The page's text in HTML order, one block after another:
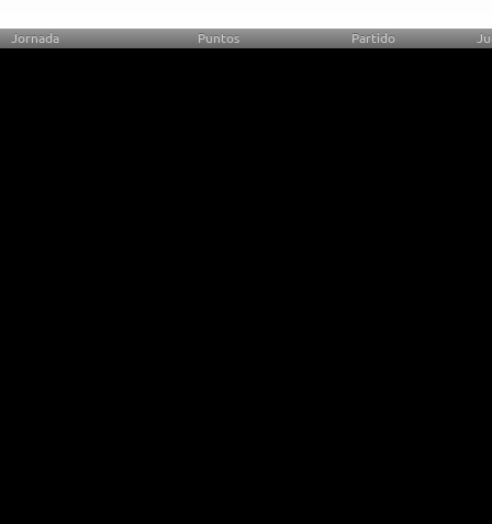
Jornada Puntos Partido